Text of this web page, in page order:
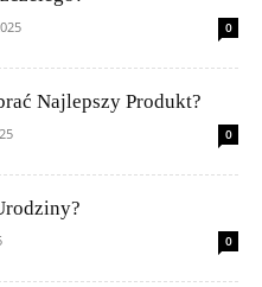
0
Najlepszy Produkt?
0
0